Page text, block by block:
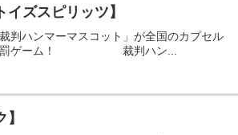
ズスピリッツ】
判ハンマーマスコット」が全国のカプセル
ドキ罰ゲーム！ 裁判ハン...